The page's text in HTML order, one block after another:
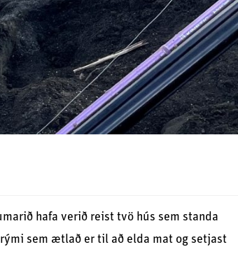
hafa verið reist tvö hús sem standa
sem ætlað er til að elda mat og setjast